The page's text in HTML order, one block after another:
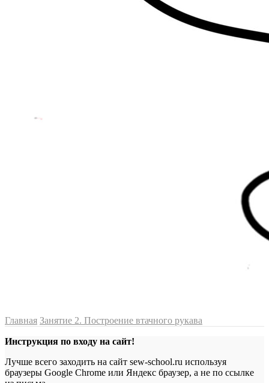
Главная Занятие 2. Построение втачного рукава
Инструкция по входу на сайт!
Лучше всего заходить на сайт sew-school.ru используя
браузеры Google Chrome или Яндекс браузер, а не по ссылке